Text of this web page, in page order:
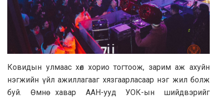
Ковидын улмаас хөл хорио тогтоож, зарим аж ахуйн
нэгжийн үйл ажиллагааг хязгаарласаар нэг жил болж
буй. Өмнө хавар ААН-ууд УОК-ын шийдвэрийг